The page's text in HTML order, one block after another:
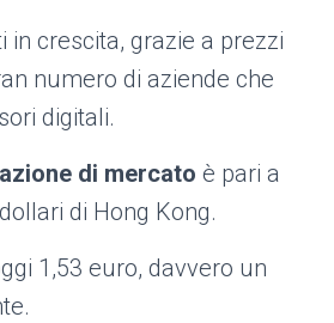
in crescita, grazie a prezzi
numero di aziende che
digitali.
di mercato è pari a
di Hong Kong.
1,53 euro, davvero un